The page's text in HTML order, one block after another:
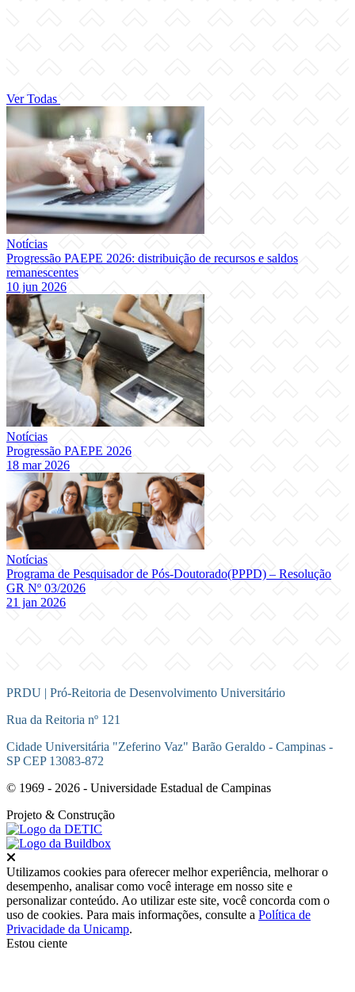
Ver Todas
Notícias
Progressão PAEPE 2026: distribuição de recursos e saldos
remanescentes
10 jun 2026
Notícias
Progressão PAEPE 2026
18 mar 2026
Notícias
Programa de Pesquisador de Pós-Doutorado(PPPD) – Resolução
GR Nº 03/2026
21 jan 2026
PRDU | Pró-Reitoria de Desenvolvimento Universitário
Rua da Reitoria nº 121
Cidade Universitária "Zeferino Vaz" Barão Geraldo - Campinas -
SP CEP 13083-872
© 1969 - 2026 - Universidade Estadual de Campinas
Projeto & Construção
Utilizamos cookies para oferecer melhor experiência, melhorar o
desempenho, analisar como você interage em nosso site e
personalizar conteúdo. Ao utilizar este site, você concorda com o
uso de cookies. Para mais informações, consulte a Política de
Privacidade da Unicamp.
Estou ciente